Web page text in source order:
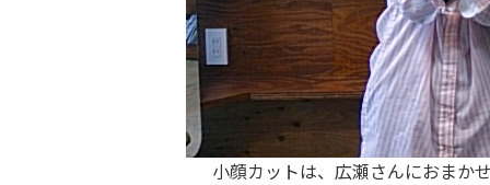
小顔カットは、広瀬さんにおまか